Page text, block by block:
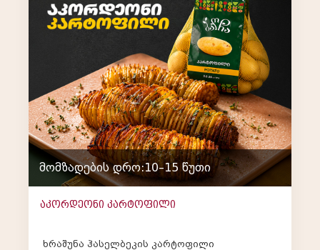
სალათები
ნამცხვრები
მომზადების დრო:10–15 წუთი
აკორდეონი კარტოფილი
ხრაშუნა ჰასელბეკის კარტოფილი